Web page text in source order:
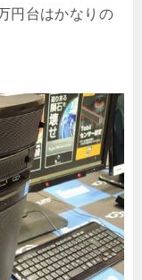
円台はかなりの